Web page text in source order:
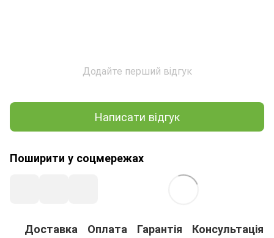
Додайте перший відгук
Написати відгук
Поширити у соцмережах
Доставка Оплата Гарантія Консультація